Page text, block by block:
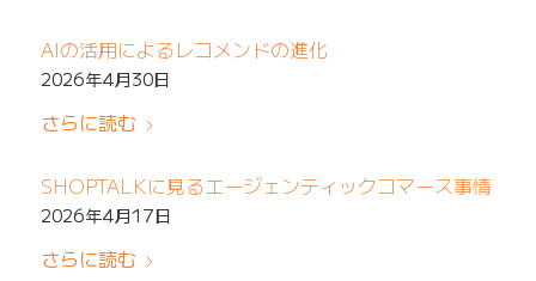
AIの活用によるレコメンドの進化
2026年4月30日
さらに読む
SHOPTALKに見るエージェンティックコマース事情
2026年4月17日
さらに読む